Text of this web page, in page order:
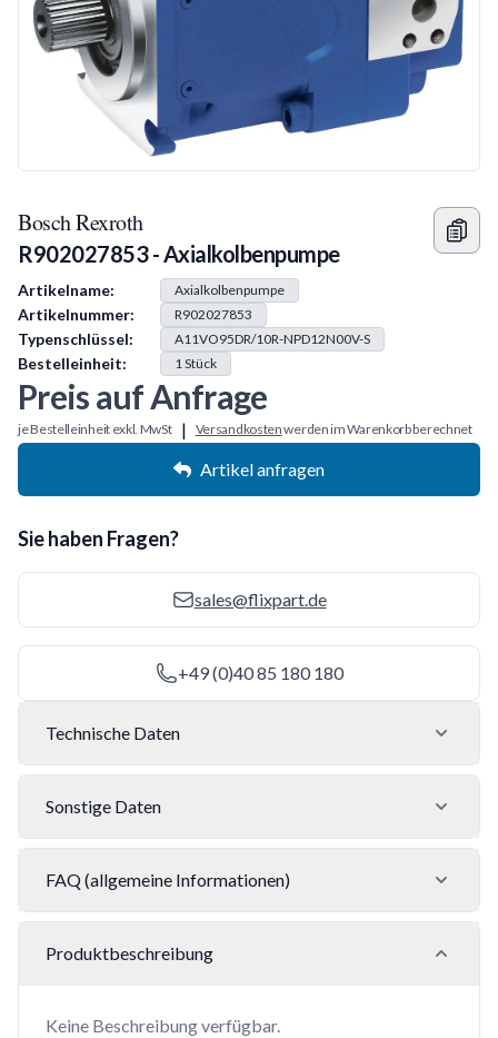
Bosch Rexroth
R902027853 - Axialkolbenpumpe
Produkt Information
Artikelname: Axialkolbenpumpe
Artikelnummer: R902027853
Typenschlüssel: A11VO95DR/10R-NPD12N00V-S
Bestelleinheit: 1Stück
Preis auf Anfrage
je Bestelleinheit exkl. MwSt | Versandkostenwerden im Warenkorb berechnet
Artikel anfragen
Sie haben Fragen?
sales@flixpart.de
+49 (0)40 85 180 180
Technische Daten
Sonstige Daten
FAQ (allgemeine Informationen)
Produktbeschreibung
Keine Beschreibung verfügbar.